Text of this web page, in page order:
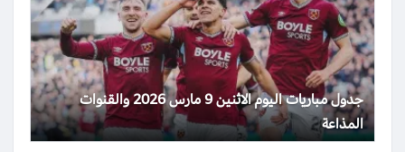
جدول مباريات اليوم الاثنين 9 مارس 2026 والقنوات
المذاعة